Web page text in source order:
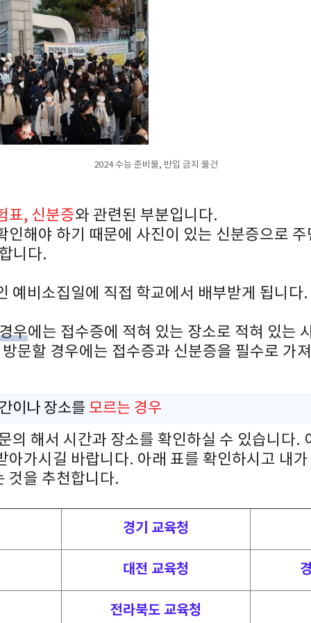
2024 수능 준비물, 반입 금지 물건
표, 신분증와 관련된 부분입니다.
인해야 하기 때문에 사진이 있는 신분증으로
니다.
예비소집일에 직접 학교에서 배부받게 됩니다.
우에는 접수증에 적혀 있는 장소로 적혀 있는
문할 경우에는 접수증과 신분증을 필수로 가
이나 장소를 모르는 경우
의 해서 시간과 장소를 확인하실 수 있습니다.
아가시길 바랍니다. 아래 표를 확인하시고 내
것을 추천합니다.
경기 교육청
대전 교육청
전라북도 교육청